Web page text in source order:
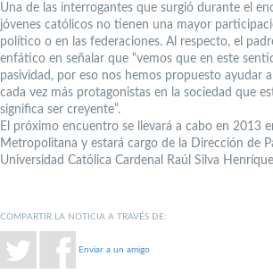
Una de las interrogantes que surgió durante el
jóvenes católicos no tienen una mayor
político o en las federaciones. Al respecto, el
enfático en señalar que “vemos que en este
pasividad, por eso nos hemos propuesto ayudar
cada vez más protagonistas en la sociedad que
significa ser creyente”.
El próximo encuentro se llevará a cabo en 2013
Metropolitana y estará cargo de la Dirección de
Universidad Católica Cardenal Raúl Silva
COMPARTIR LA NOTICIA A TRAVÉS DE:
Enviar a un amigo